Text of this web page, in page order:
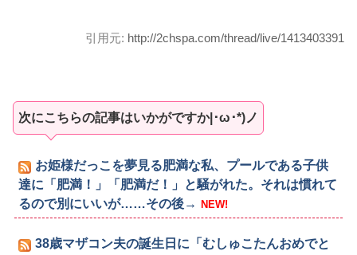
引用元: http://2chspa.com/thread/live/1413403391
次にこちらの記事はいかがですか|･ω･*)ノ
お姫様だっこを夢見る肥満な私、プールである子供
達に「肥満！」「肥満だ！」と騒がれた。それは慣れて
るので別にいいが……その後→
NEW!
38歳マザコン夫の誕生日に「むしゅこたんおめでと